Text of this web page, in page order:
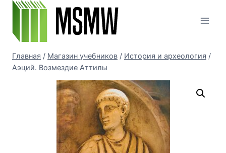
Перейти
содержимому
Главная / Магазин учебников / История и археология /
Аэций. Возмездие Аттилы